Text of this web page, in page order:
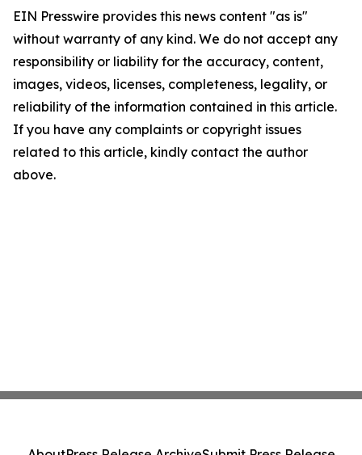
EIN Presswire provides this news content "as is"
without warranty of any kind. We do not accept any
responsibility or liability for the accuracy, content,
images, videos, licenses, completeness, legality, or
reliability of the information contained in this article.
If you have any complaints or copyright issues
related to this article, kindly contact the author
above.